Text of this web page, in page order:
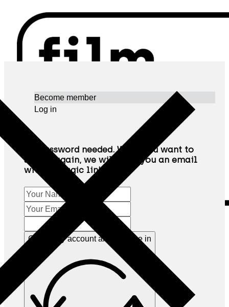
ΧΆΡΤΗΣ
ΙΔΈΑ
ΜΕΘΟΔΟΛΟΓΊΑ
ΟΔΗΓΌΣ
ΕΡΓΑΣΤΉΡΙΟ
ΥΠΟΣΤΗΡΊΞΤΕ ΜΑΣ
ΕΛΛΗΝΙΚΆ
Become member
Log in
No password needed. When you want to
sign in again, we will send you an email
with a "magic link"
Create my account and sign me in